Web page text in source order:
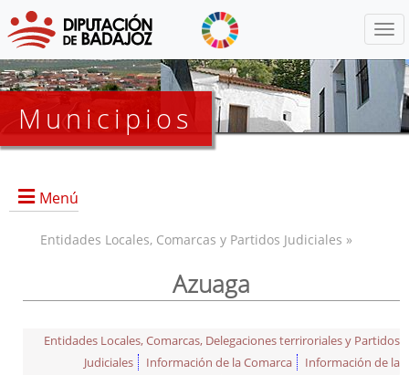
Municipios
Menú
Entidades Locales, Comarcas y Partidos Judiciales »
Azuaga
Entidades Locales, Comarcas, Delegaciones terriroriales y Partidos
Judiciales
Información de la Comarca
Información de la